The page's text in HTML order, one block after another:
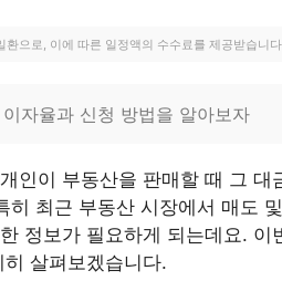
환으로, 이에 따른 일정액의 수수료를 제공받습니
자율과 신청 방법을 알아보자
인이 부동산을 판매할 때 그
히 최근 부동산 시장에서 매도
정보가 필요하게 되는데요.
살펴보겠습니다.